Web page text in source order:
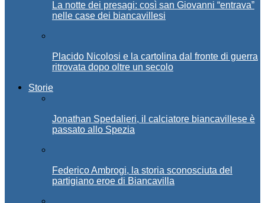
La notte dei presagi: così san Giovanni “entrava”
nelle case dei biancavillesi
Placido Nicolosi e la cartolina dal fronte di guerra
ritrovata dopo oltre un secolo
Storie
Jonathan Spedalieri, il calciatore biancavillese è
passato allo Spezia
Federico Ambrogi, la storia sconosciuta del
partigiano eroe di Biancavilla